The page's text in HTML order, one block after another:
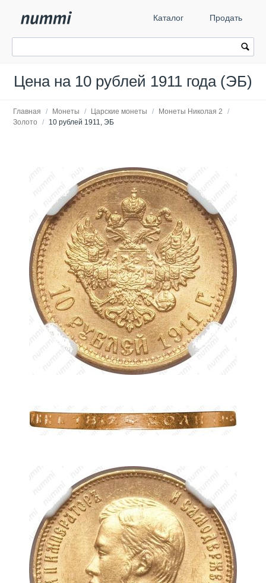
Каталог Продать
Цена на 10 рублей 1911 года (ЭБ)
Главная / Монеты / Царские монеты / Монеты Николая 2
/
Золото
/ 10 рублей 1911, ЭБ